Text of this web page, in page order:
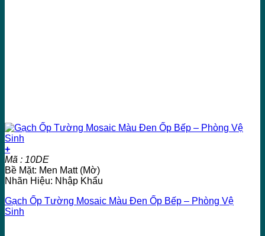
+
Mã : 10DE
Bề Mặt: Men Matt (Mờ)
Nhãn Hiệu: Nhập Khẩu
Gạch Ốp Tường Mosaic Màu Đen Ốp Bếp – Phòng Vệ
Sinh